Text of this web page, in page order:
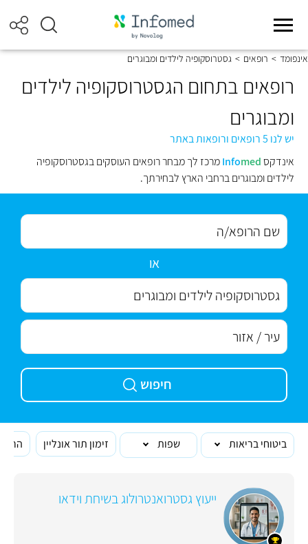
אינפומד > רופאים > גסטרוסקופיה לילדים ומבוגרים
רופאים בתחום הגסטרוסקופיה לילדים
ומבוגרים
יש לנו 5 רופאים ורופאות באתר
אינדקס
Infomed
מרכז לך מבחר רופאים העוסקים בגסטרוסקופיה
לילדים ומבוגרים ברחבי הארץ לבחירתך.
או
חיפוש
ביטוחי בריאות שפות זימון תור אונליין
ייעוץ גסטרואנטרולוג בשיחת וידאו